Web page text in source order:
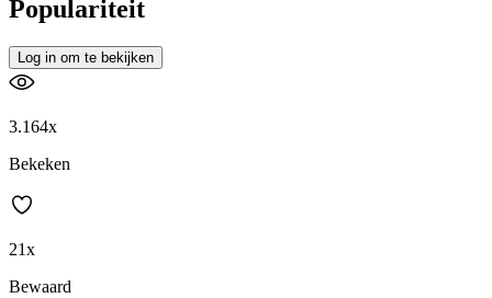
Populariteit
Log in om te bekijken
3.164x
Bekeken
21x
Bewaard